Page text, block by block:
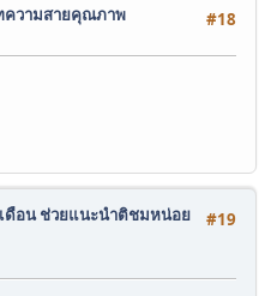
#18
ความสายคุณภาพ
#19
เดือน ช่วยแนะนำติชมหน่อย